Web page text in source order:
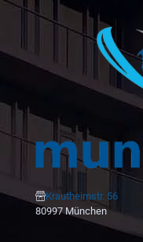
Krautheimstr. 56
80997 München